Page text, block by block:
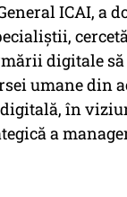
ICAI, a
digitale să
umane din
în
a